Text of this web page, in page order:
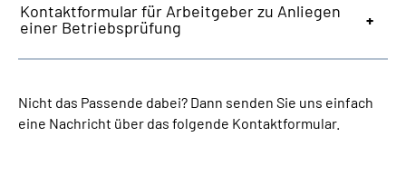
Kontaktformular für Arbeitgeber zu Anliegen
einer Betriebsprüfung
Nicht das Passende dabei? Dann senden Sie uns einfach
eine Nachricht über das folgende Kontaktformular.